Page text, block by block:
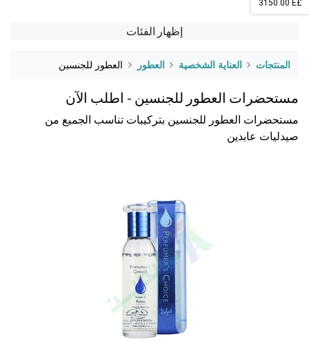
إظهار الفئات
3150.00 E£
المنتجات العناية الشخصية العطور العطور للجنسين
مستحضرات العطور للجنسين - اطلب الآن
مستحضرات العطور للجنسين بتركيبات تناسب الجميع من
صيدليات عابدين